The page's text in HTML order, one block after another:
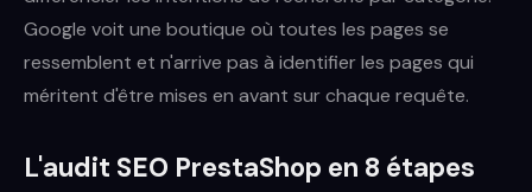
Google voit une boutique où toutes les pages se
ressemblent et n'arrive pas à identifier les pages qui
méritent d'être mises en avant sur chaque requête.
L'audit SEO PrestaShop en 8 étapes